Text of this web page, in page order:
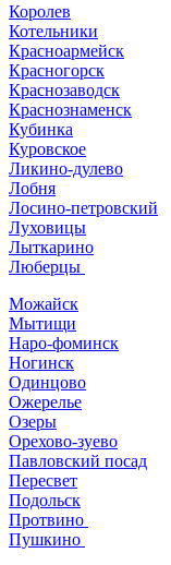
Королев
Котельники
Красноармейск
Красногорск
Краснозаводск
Краснознаменск
Кубинка
Куровское
Ликино-дулево
Лобня
Лосино-петровский
Луховицы
Лыткарино
Люберцы
Можайск
Мытищи
Наро-фоминск
Ногинск
Одинцово
Ожерелье
Озеры
Орехово-зуево
Павловский посад
Пересвет
Подольск
Протвино
Пушкино